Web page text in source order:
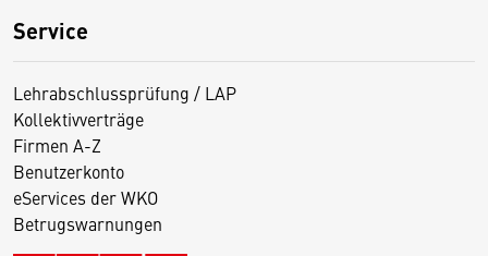
Service
Lehrabschlussprüfung / LAP
Kollektivverträge
Firmen A-Z
Benutzerkonto
eServices der WKO
Betrugswarnungen